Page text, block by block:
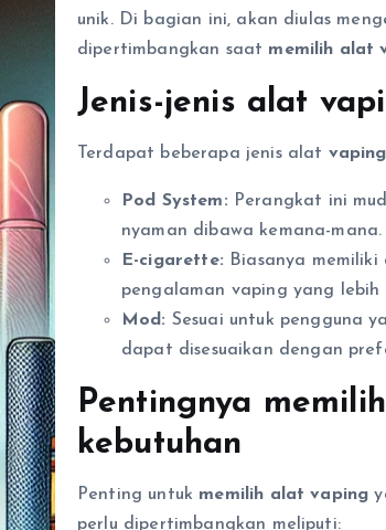
unik. Di bagian ini, akan diulas
dipertimbangkan saat memilih alat
Jenis-jenis alat
Terdapat beberapa jenis alat
Pod System: Perangkat ini
nyaman dibawa kemana-mana.
E-cigarette: Biasanya
pengalaman vaping yang lebih
Mod: Sesuai untuk pengguna
dapat disesuaikan dengan
Pentingnya
kebutuhan
Penting untuk memilih alat vaping
perlu dipertimbangkan meliputi: